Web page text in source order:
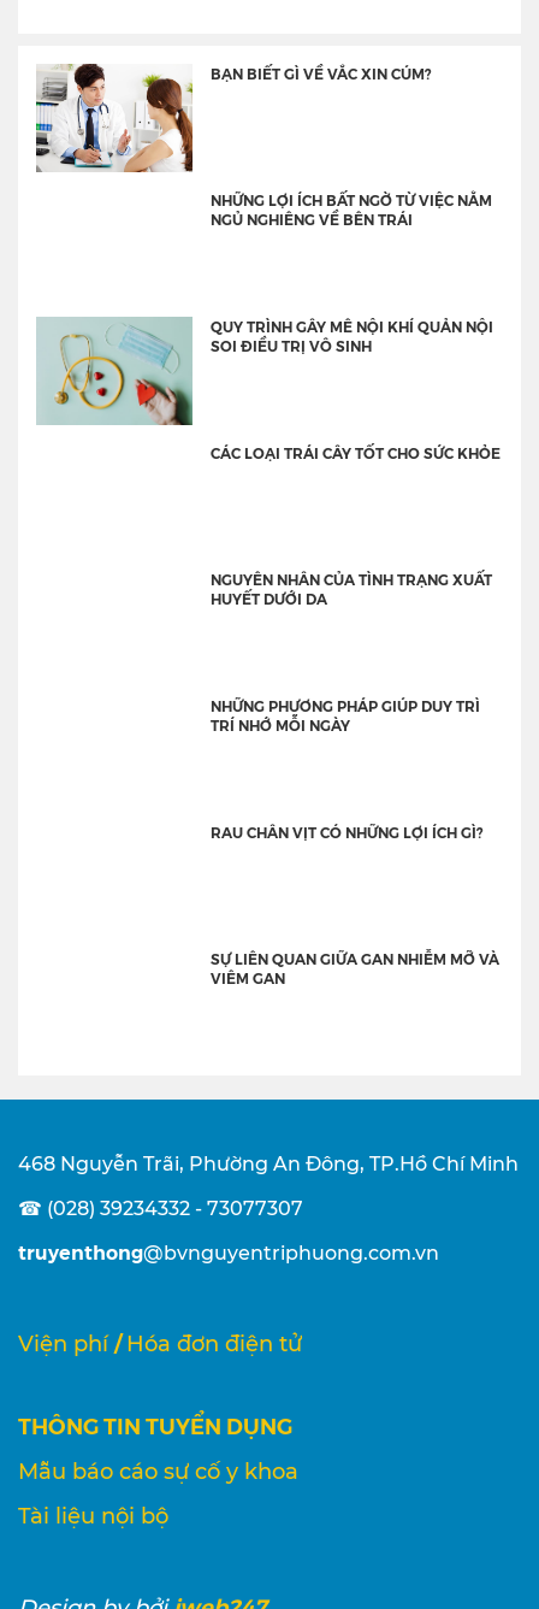
BẠN BIẾT GÌ VỀ VẮC XIN CÚM?
NHỮNG LỢI ÍCH BẤT NGỜ TỪ VIỆC NẰM
NGỦ NGHIÊNG VỀ BÊN TRÁI
QUY TRÌNH GÂY MÊ NỘI KHÍ QUẢN NỘI
SOI ĐIỀU TRỊ VÔ SINH
CÁC LOẠI TRÁI CÂY TỐT CHO SỨC KHỎE
NGUYÊN NHÂN CỦA TÌNH TRẠNG XUẤT
HUYẾT DƯỚI DA
NHỮNG PHƯƠNG PHÁP GIÚP DUY TRÌ
TRÍ NHỚ MỖI NGÀY
RAU CHÂN VỊT CÓ NHỮNG LỢI ÍCH GÌ?
SỰ LIÊN QUAN GIỮA GAN NHIỄM MỠ VÀ
VIÊM GAN
468 Nguyễn Trãi, Phường An Đông, TP.Hồ Chí Minh
☎ (028) 39234332 - 73077307
truyenthong@bvnguyentriphuong.com.vn
Viện phí / Hóa đơn điện tử
THÔNG TIN TUYỂN DỤNG
Mẫu báo cáo sự cố y khoa
Tài liệu nội bộ